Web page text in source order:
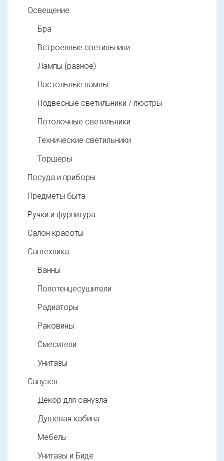
Освещение
Бра
Встроенные светильники
Лампы (разное)
Настольные лампы
Подвесные светильники / люстры
Потолочные светильники
Технические светильники
Торшеры
Посуда и приборы
Предметы быта
Ручки и фурнитура
Салон красоты
Сантехника
Ванны
Полотенцесушители
Радиаторы
Раковины
Смесители
Унитазы
Санузел
Декор для санузла
Душевая кабина
Мебель
Унитазы и Биде